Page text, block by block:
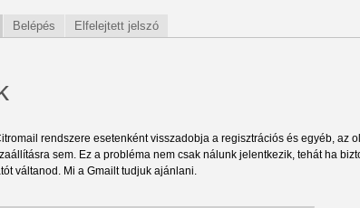
Belépés Elfelejtett jelszó
rendszere esetenként visszadobja a regisztrációs és egyéb, az
sem. Ez a probléma nem csak nálunk jelentkezik, tehát ha
váltanod. Mi a Gmailt tudjuk ajánlani.